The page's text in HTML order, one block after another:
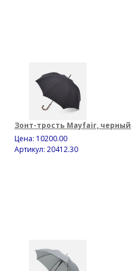
Зонт-трость Mayfair, черный
Цена: 10200.00
Артикул: 20412.30